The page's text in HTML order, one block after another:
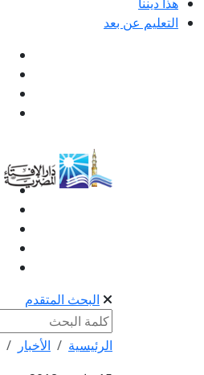
التعليم عن بعد
البحث المتقدم
الرئيسية الأخبار